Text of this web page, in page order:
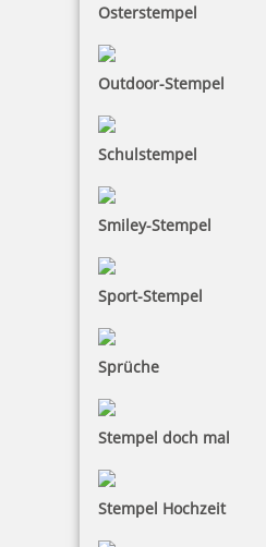
Osterstempel
Outdoor-Stempel
Schulstempel
Smiley-Stempel
Sport-Stempel
Sprüche
Stempel doch mal
Stempel Hochzeit